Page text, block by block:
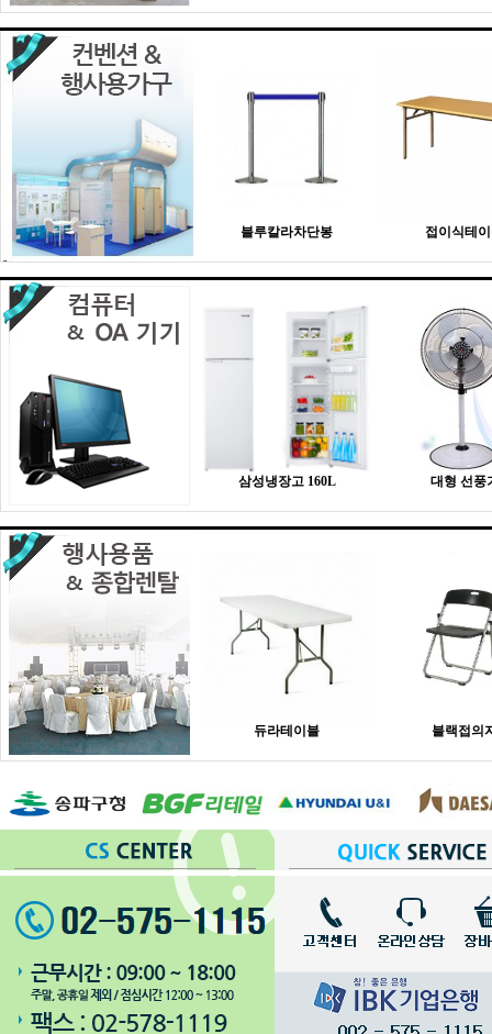
블루칼라차단봉 접이식테
삼성냉장고 160L 대형 선풍
듀라테이블 블랙접의